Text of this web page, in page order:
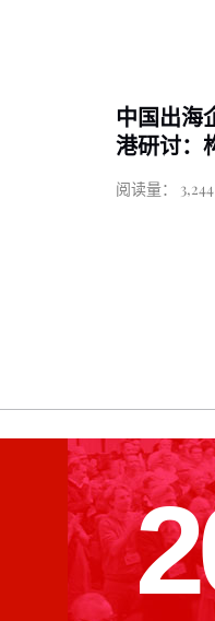
中国出海
港研讨：
阅读量：